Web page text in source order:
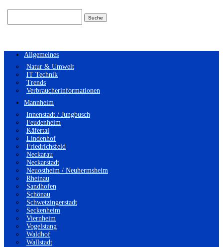
Allgemeines
Natur & Umwelt
IT Technik
Trends
Verbraucherinformationen
Mannheim
Innenstadt / Jungbusch
Feudenheim
Käfertal
Lindenhof
Friedrichsfeld
Neckarau
Neckarstadt
Neuostheim / Neuhermsheim
Rheinau
Sandhofen
Schönau
Schwetzingerstadt
Seckenheim
Viernheim
Vogelstang
Waldhof
Wallstadt